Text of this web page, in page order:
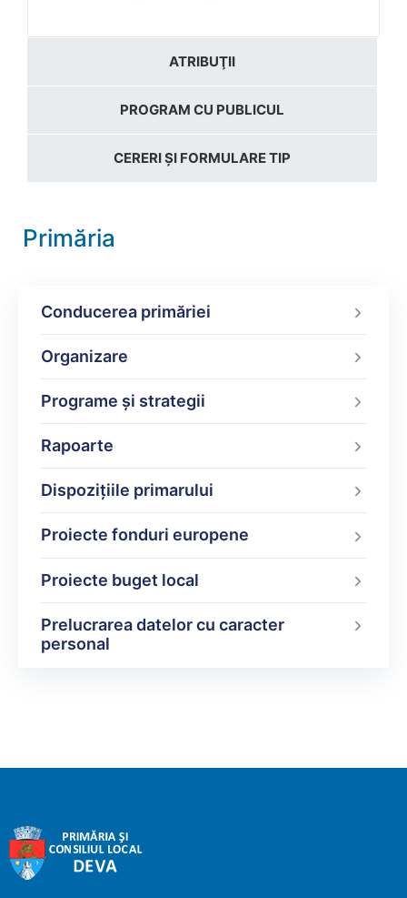
ATRIBUŢII
PROGRAM CU PUBLICUL
CERERI ȘI FORMULARE TIP
Primăria
Conducerea primăriei
Organizare
Programe şi strategii
Rapoarte
Dispoziţiile primarului
Proiecte fonduri europene
Proiecte buget local
Prelucrarea datelor cu caracter
personal